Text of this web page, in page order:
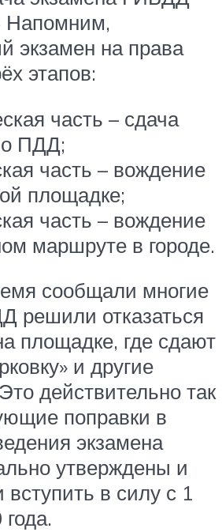
Напомним,
экзамен на права
этапов:
часть – сдача
ПДД;
часть – вождение
площадке;
часть – вождение
маршруте в городе.
сообщали многие
отказаться
площадке, где сдают
и другие
действительно так
поправки в
экзамена
утверждены и
в силу с 1